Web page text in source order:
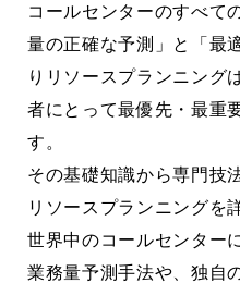
コールセンターのすべて
量の正確な予測」と「最
りリソースプランニング
者にとって最優先・最重
す。
その基礎知識から専門技
リソースプランニングを
世界中のコールセンター
業務量予測手法や、独自